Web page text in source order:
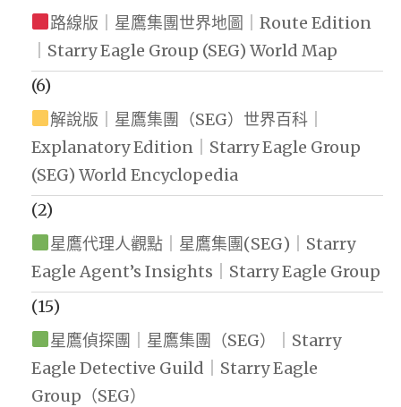
路線版｜星鷹集團世界地圖｜Route Edition
｜Starry Eagle Group (SEG) World Map
(6)
解說版｜星鷹集團（SEG）世界百科｜
Explanatory Edition｜Starry Eagle Group
(SEG) World Encyclopedia
(2)
星鷹代理人觀點｜星鷹集團(SEG)｜Starry
Eagle Agent’s Insights｜Starry Eagle Group
(15)
星鷹偵探團｜星鷹集團（SEG）｜Starry
Eagle Detective Guild｜Starry Eagle
Group（SEG）